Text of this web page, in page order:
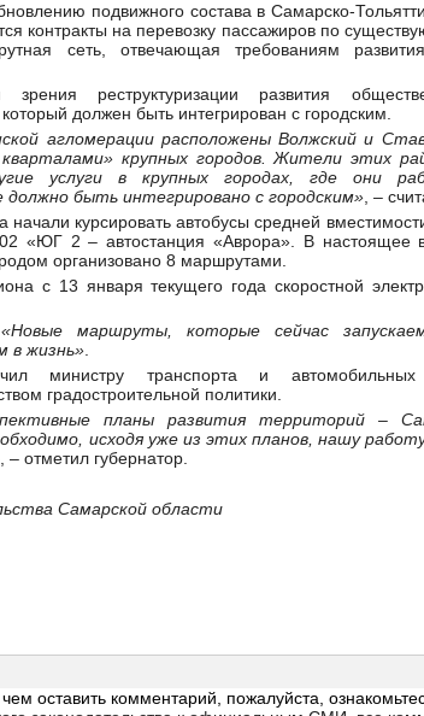
подвижного состава в Самарско-
контракты на перевозку пассажиров по
сеть, отвечающая требованиям
реструктуризации развития
должен быть интегрирован с городским.
агломерации расположены Волжский и
крупных городов. Жители этих
услуги в крупных городах, где они
быть интегрировано с городским» , –
начали курсировать автобусы средней
«ЮГ 2 – автостанция «Аврора». В настоящее
организовано 8 маршрутами.
с 13 января текущего года скоростной
«Новые маршруты, которые сейчас
в жизнь»
министру транспорта и
градостроительной политики.
планы развития территорий –
исходя уже из этих планов, нашу
, – отметил губернатор.
Самарской области